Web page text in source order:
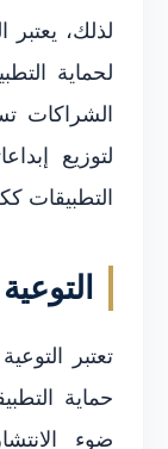
لذلك، يعتبر
لحماية
الشراكات
لتوزيع
التطبيقات
تعتبر
حماية
ضوء